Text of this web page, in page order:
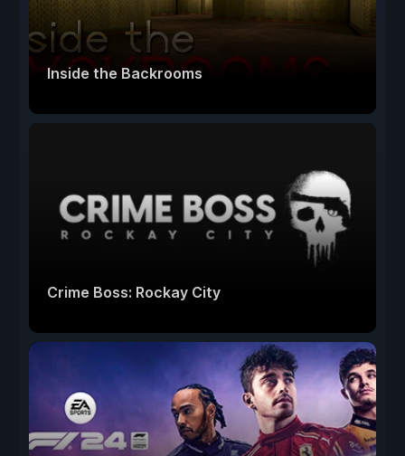
Inside the Backrooms
Crime Boss: Rockay City